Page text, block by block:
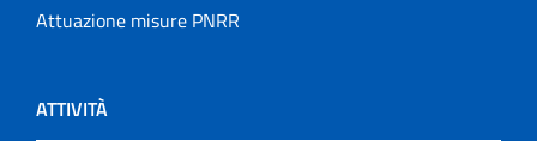
Attuazione misure PNRR
ATTIVITÀ